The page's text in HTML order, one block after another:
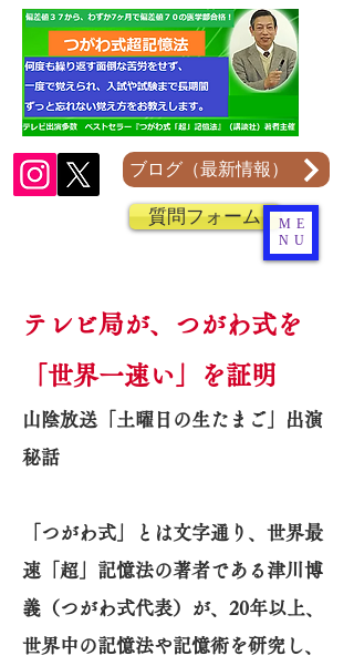
ブログ（最新情報）
質問フォーム
ME
NU
テレビ局が、つがわ式を
「世界一速い」を証明
山陰放送「土曜日の生たまご」出演
秘話
「つがわ式」とは文字通り、世界最
速「超」記憶法の著者である津川博
義（つがわ式代表）が、20年以上、
世界中の記憶法や記憶術を研究し、